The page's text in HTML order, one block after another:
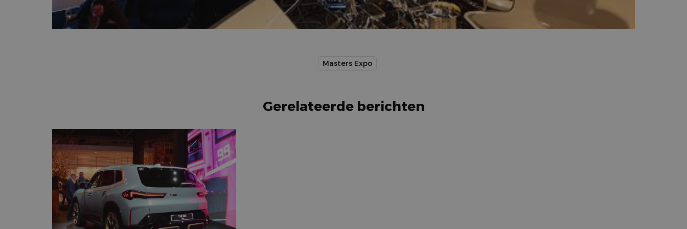
Masters Expo
Gerelateerde berichten